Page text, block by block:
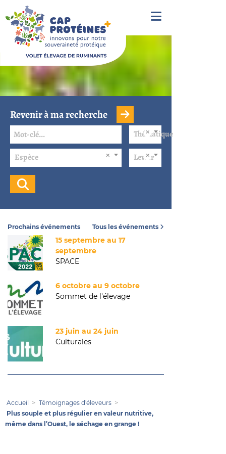
Revenir à ma recherche
Thématique
Espèce Levier
Prochains événements
15 septembre au 17
septembre
SPACE
6 octobre au 9 octobre
Sommet de l'élevage
23 juin au 24 juin
Culturales
Tous les événements
Accueil
Témoignages d'éleveurs
Plus souple et plus régulier en valeur nutritive,
même dans l’Ouest, le séchage en grange !